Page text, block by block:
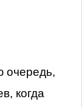
очередь,
когда